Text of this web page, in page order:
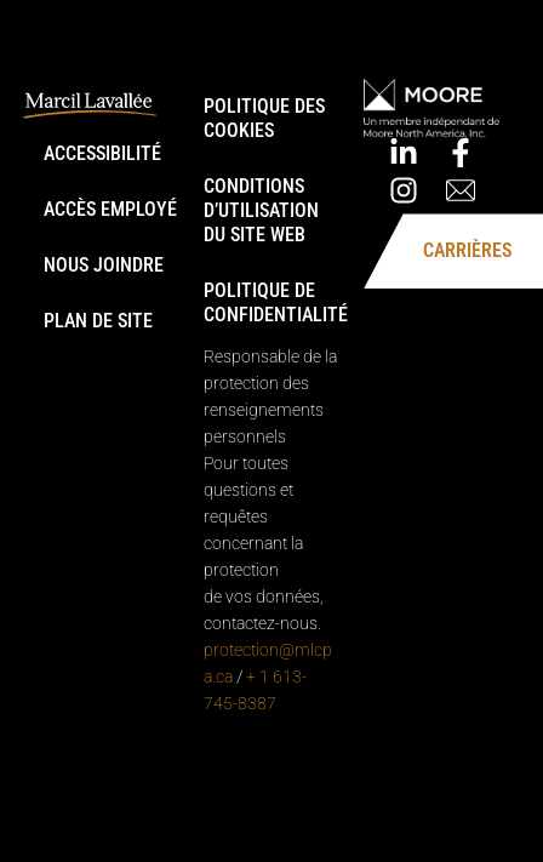
ACCESSIBILITÉ
ACCÈS EMPLOYÉ
NOUS JOINDRE
PLAN DE SITE
POLITIQUE DES
COOKIES
CONDITIONS
D’UTILISATION
DU SITE WEB
POLITIQUE DE
CONFIDENTIALITÉ
Responsable de la
protection des
renseignements
personnels
Pour toutes
questions et
requêtes
concernant la
protection
de vos données,
contactez-nous.
protection@mlcp
a.ca /+ 1 613-
745-8387
CARRIÈRES